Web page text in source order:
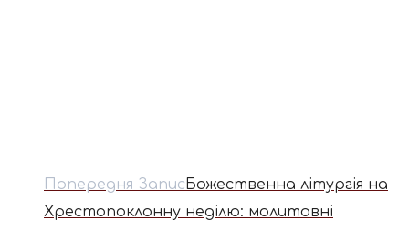
Попередня Запис Божественна літургія на
Хрестопоклонну неділю: молитовні